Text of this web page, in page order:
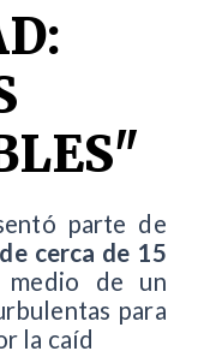
parte de
cerca de 15
de un
para
la caíd